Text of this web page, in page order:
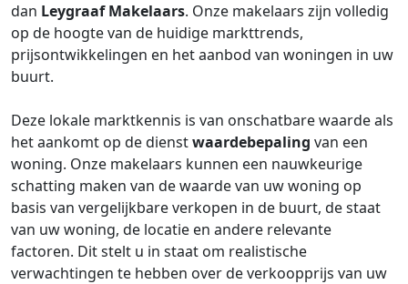
dan Leygraaf Makelaars. Onze makelaars zijn volledig
op de hoogte van de huidige markttrends,
prijsontwikkelingen en het aanbod van woningen in uw
buurt.
Deze lokale marktkennis is van onschatbare waarde als
het aankomt op de dienstwaardebepaling van een
woning. Onze makelaars kunnen een nauwkeurige
schatting maken van de waarde van uw woning op
basis van vergelijkbare verkopen in de buurt, de staat
van uw woning, de locatie en andere relevante
factoren. Dit stelt u in staat om realistische
verwachtingen te hebben over de verkoopprijs van uw